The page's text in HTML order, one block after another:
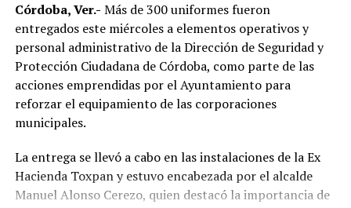
Además de incrementar la capacidad de conducción, la
nueva infraestructura incorpora válvulas y materiales de
mayor resistencia, lo que permitirá mantener una mejor
operación del sistema y disminuir las afectaciones
derivadas de fallas en la red.
Con esta ampliación, las autoridades municipales buscan
fortalecer la infraestructura hidráulica en las
comunidades rurales y mejorar el acceso al agua potable
para cientos de familias que durante años enfrentaron
Córdoba, Ver.- Más de 300 uniformes fueron
entregados este miércoles a elementos operativos y
personal administrativo de la Dirección de Seguridad y
Protección Ciudadana de Córdoba, como parte de las
acciones emprendidas por el Ayuntamiento para
reforzar el equipamiento de las corporaciones
municipales.
La entrega se llevó a cabo en las instalaciones de la Ex
Hacienda Toxpan y estuvo encabezada por el alcalde
Manuel Alonso Cerezo, quien destacó la importancia de